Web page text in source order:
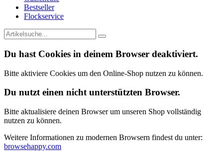
Bestseller
Flockservice
Du hast Cookies in deinem Browser deaktiviert.
Bitte aktiviere Cookies um den Online-Shop nutzen zu können.
Du nutzt einen nicht unterstützten Browser.
Bitte aktualisiere deinen Browser um unseren Shop vollständig
nutzen zu können.
Weitere Informationen zu modernen Browsern findest du unter:
browsehappy.com